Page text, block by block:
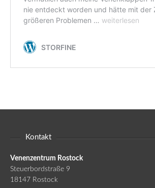
Kontakt
Venenzentrum Rostock
Steuerbordstraße 9
18147 Rostock